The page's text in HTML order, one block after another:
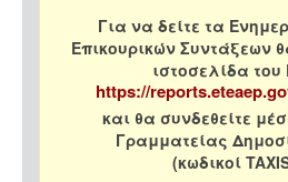
Για να δείτε τα
Επικουρικών Συντάξεων
ιστοσελίδα
https://
και θα συνδεθείτε
Γραμματείας
(κωδικοί